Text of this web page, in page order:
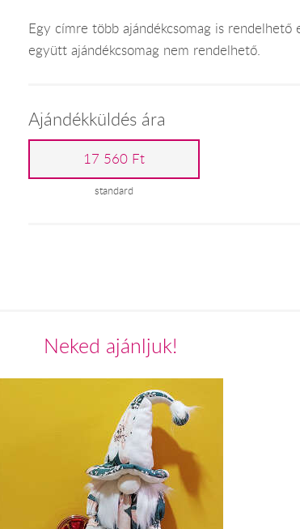
Egy címre több ajándékcsomag is
együtt ajándékcsomag nem rendelhető.
Ajándékküldés ára
17 560 Ft
standard
Neked ajánljuk!